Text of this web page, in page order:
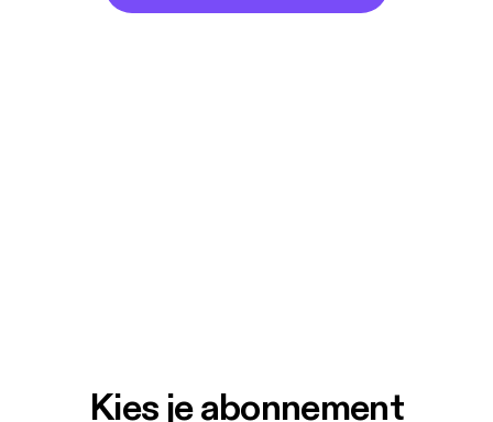
Kies je abonnement